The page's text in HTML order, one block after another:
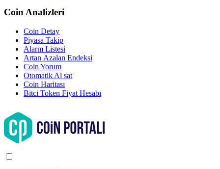
Coin Analizleri
Coin Detay
Piyasa Takip
Alarm Listesi
Artan Azalan Endeksi
Coin Yorum
Otomatik Al sat
Coin Haritası
Bitci Token Fiyat Hesabı